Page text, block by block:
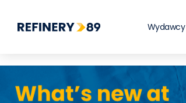
Wydawcy